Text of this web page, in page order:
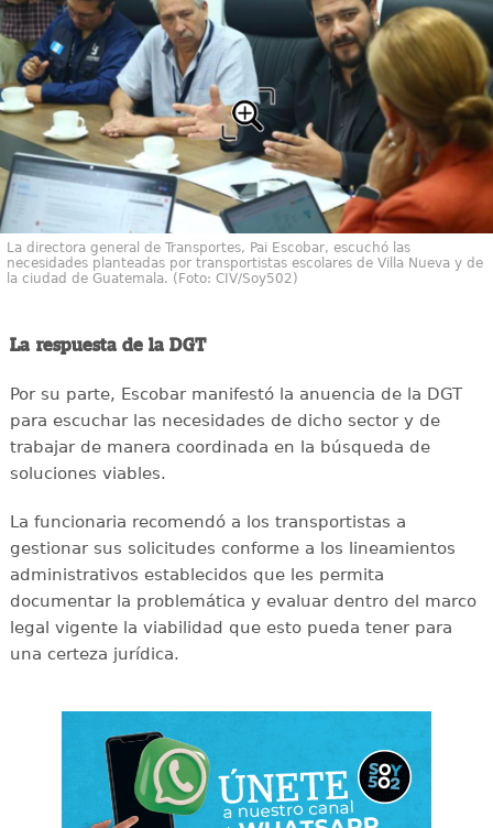
La directora general de Transportes, Pai Escobar, escuchó las
necesidades planteadas por transportistas escolares de Villa Nueva y de
la ciudad de Guatemala. (Foto: CIV/Soy502)
La respuesta de la DGT
Por su parte, Escobar manifestó la anuencia de la DGT
para escuchar las necesidades de dicho sector y de
trabajar de manera coordinada en la búsqueda de
soluciones viables.
La funcionaria recomendó a los transportistas a
gestionar sus solicitudes conforme a los lineamientos
administrativos establecidos que les permita
documentar la problemática y evaluar dentro del marco
legal vigente la viabilidad que esto pueda tener para
una certeza jurídica.